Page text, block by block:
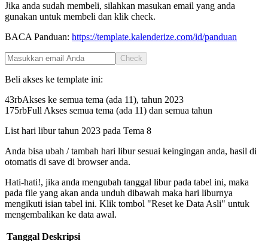
Jika anda sudah membeli, silahkan masukan email yang anda
gunakan untuk membeli dan klik check.
BACA Panduan: https://template.kalenderize.com/id/panduan
Check
Beli akses ke template ini:
43rbAkses ke semua tema (ada 11), tahun 2023
175rbFull Akses semua tema (ada 11) dan semua tahun
List hari libur tahun 2023 pada Tema 8
Anda bisa ubah / tambah hari libur sesuai keingingan anda, hasil di
otomatis di save di browser anda.
Hati-hati!, jika anda mengubah tanggal libur pada tabel ini, maka
pada file yang akan anda unduh dibawah maka hari liburnya
mengikuti isian tabel ini. Klik tombol "Reset ke Data Asli" untuk
mengembalikan ke data awal.
Tanggal Deskripsi